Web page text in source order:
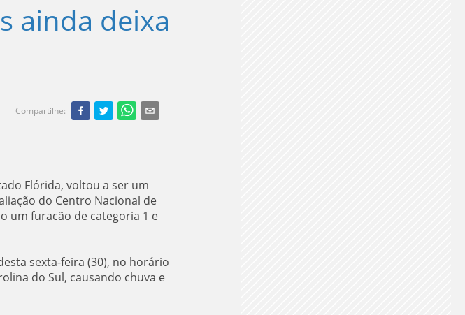
ainda deixa
Compartilhe:
Flórida, voltou a ser um
do Centro Nacional de
um furacão de categoria 1 e
sexta-feira (30), no horário
do Sul, causando chuva e